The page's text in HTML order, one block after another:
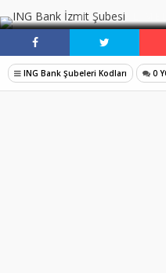
SOSYAL
ING Bank Şubeleri Kodları 0